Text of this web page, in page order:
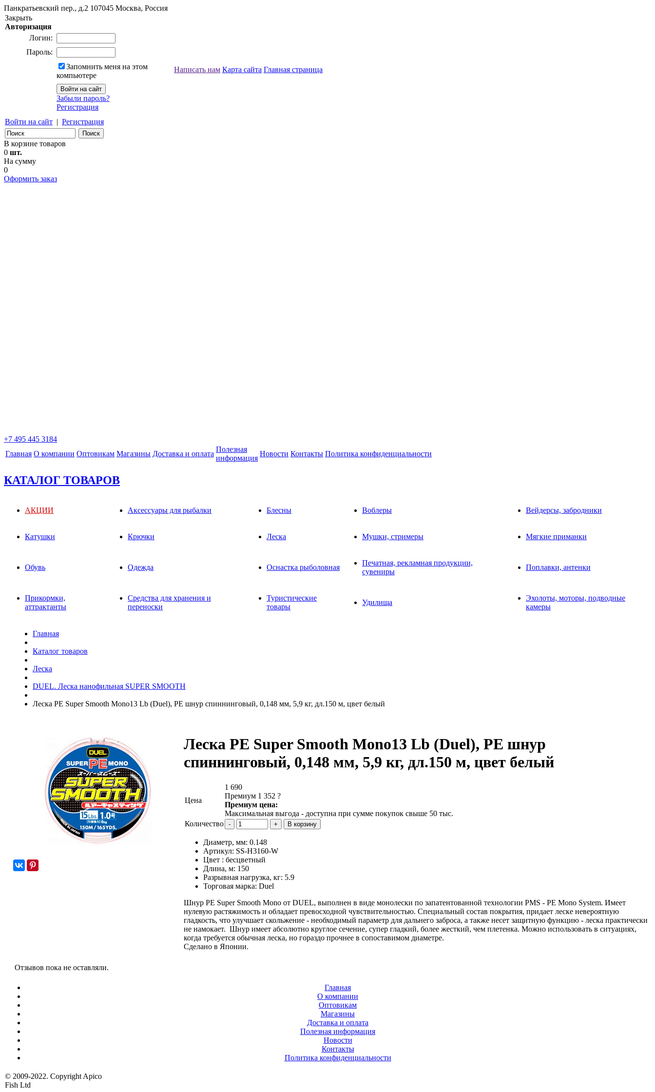
Панкратьевский пер., д.2 107045 Москва, Россия
Закрыть
Авторизация
Логин:
Пароль:
Запомнить меня на этом
компьютере
Забыли пароль?
Регистрация
Войти на сайт | Регистрация
Написать нам Карта сайта Главная страница
В корзине товаров
0 шт.
На сумму
0
Оформить заказ
+7 495 445 3184
Главная О компании Оптовикам Магазины Доставка и оплата
Полезная
информация
Новости Контакты Политика конфиденциальности
КАТАЛОГ ТОВАРОВ
АКЦИИ Аксессуары для рыбалки Блесны Воблеры Вейдерсы, забродники
Катушки Крючки Леска Мушки, стримеры Мягкие приманки
Обувь Одежда Оснастка рыболовная
Печатная, рекламная продукции,
сувениры
Поплавки, антенки
Прикормки,
аттрактанты
Средства для хранения и
переноски
Туристические
товары
Удилища
Эхолоты, моторы, подводные
камеры
Главная
Каталог товаров
Леска
DUEL. Леска нанофильная SUPER SMOOTH
Леска PE Super Smooth Mono13 Lb (Duel), PE шнур спиннинговый, 0,148 мм, 5,9 кг, дл.150 м, цвет белый
Леска PE Super Smooth Mono13 Lb (Duel), PE шнур
спиннинговый, 0,148 мм, 5,9 кг, дл.150 м, цвет белый
Цена
1 690
Премиум 1 352 ?
Премиум цена:
Максимальная выгода - доступна при сумме покупок свыше 50 тыс.
Количество
Диаметр, мм: 0.148
Артикул: SS-H3160-W
Цвет : бесцветный
Длина, м: 150
Разрывная нагрузка, кг: 5.9
Торговая марка: Duel
Шнур PE Super Smooth Mono от DUEL, выполнен в виде монолески по запатентованной технологии PMS - PE Mono System. Имеет
нулевую растяжимость и обладает превосходной чувствительностью. Специальный состав покрытия, придает леске невероятную
гладкость, что улучшает скольжение - необходимый параметр для дальнего заброса, а также несет защитную функцию - леска практически
не намокает. Шнур имеет абсолютно круглое сечение, супер гладкий, более жесткий, чем плетенка. Можно использовать в ситуациях,
когда требуется обычная леска, но гораздо прочнее в сопоставимом диаметре.
Сделано в Японии.
Отзывов пока не оставляли.
Главная
О компании
Оптовикам
Магазины
Доставка и оплата
Полезная информация
Новости
Контакты
Политика конфиденциальности
© 2009-2022. Copyright Apico
Fish Ltd